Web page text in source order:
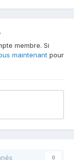
membre. Si
maintenant pour
0